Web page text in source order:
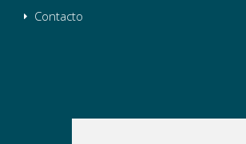
Contacto